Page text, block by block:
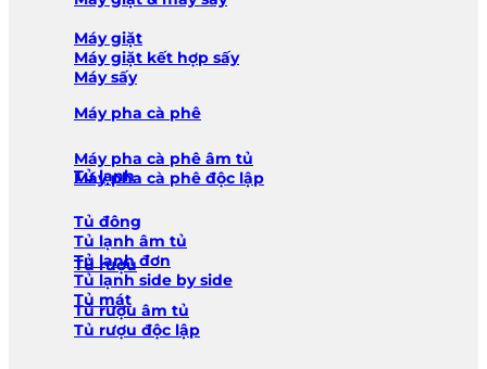
Máy giặt
Máy giặt kết hợp sấy
Máy sấy
Máy pha cà phê
Máy pha cà phê âm tủ
Máy pha cà phê độc lập
Tủ lạnh
Tủ đông
Tủ lạnh âm tủ
Tủ lạnh đơn
Tủ lạnh side by side
Tủ mát
Tủ rượu
Tủ rượu âm tủ
Tủ rượu độc lập